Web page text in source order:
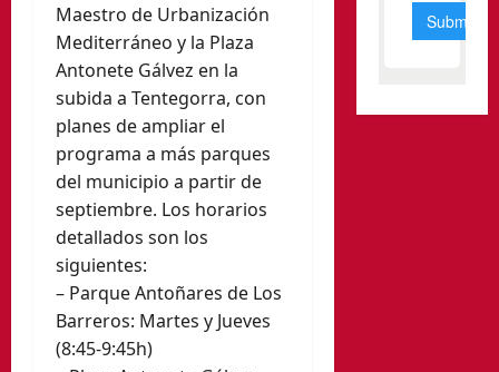
Maestro de Urbanización
Mediterráneo y la Plaza
Antonete Gálvez en la
subida a Tentegorra, con
planes de ampliar el
programa a más parques
del municipio a partir de
septiembre. Los horarios
detallados son los
siguientes:
– Parque Antoñares de Los
Barreros: Martes y Jueves
(8:45-9:45h)